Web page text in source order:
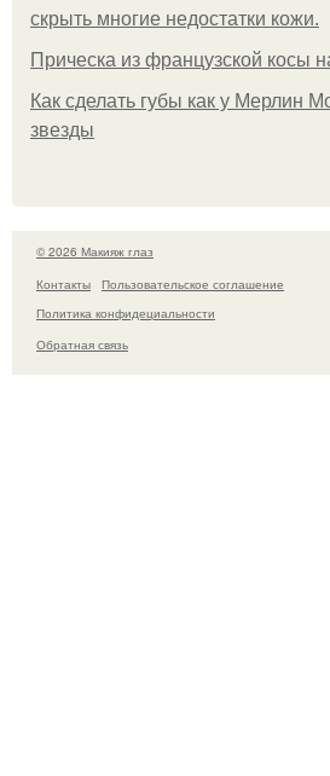
скрыть многие недостатки кожи.
Прическа из французской косы
Как сделать губы как у Мерлин
звезды
© 2026 Макияж глаз
Контакты
Пользовательское соглашение
Политика конфидециальности
Обратная связь